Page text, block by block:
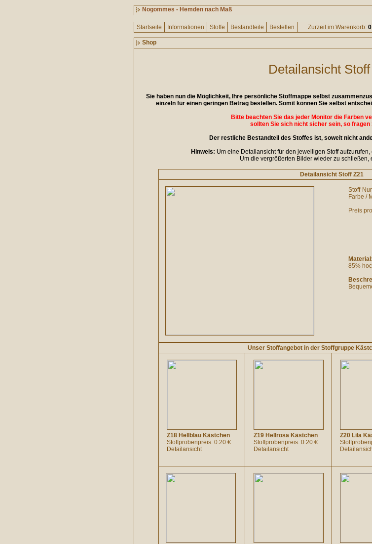
Nogommes - Hemden nach Maß
Startseite Informationen Stoffe Bestandteile Bestellen Zurzeit im Warenkorb: 0
Shop
Detailansicht
Sie haben nun die Möglichkeit, Ihre persönliche Stoffmappe selbst
einzeln für einen geringen Betrag bestellen. Somit können Sie selbst
Bitte beachten Sie das jeder Monitor die Farben
sollten Sie sich nicht sicher sein, so fragen
Der restliche Bestandteil des Stoffes ist, soweit nicht
Hinweis: Um eine Detailansicht für den jeweiligen Stoff
Um die vergrößerten Bilder wieder zu schließen,
Detailansicht Stoff Z21
Stoff-
Farbe /
Preis
Material:
85%
Unser Stoffangebot in der Stoffgruppe
Z18 Hellblau Kästchen
Stoffprobenpreis: 0.20 €
Detailansicht
Z19 Hellrosa Kästchen
Stoffprobenpreis: 0.20 €
Detailansicht
Z20 Lila